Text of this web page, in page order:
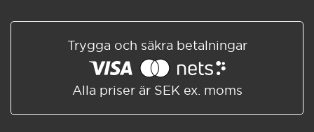
Trygga och säkra betalningar
Alla priser är SEK ex. moms